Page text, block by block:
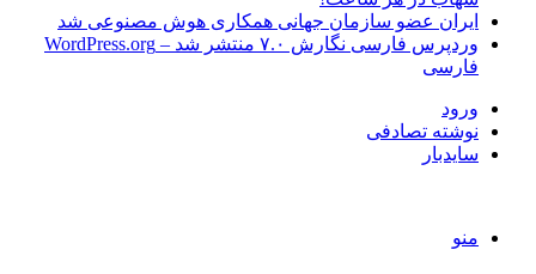
ایران عضو سازمان جهانی همکاری هوش مصنوعی شد
وردپرس فارسی نگارش ۷.۰ منتشر شد – WordPress.org
فارسی
ورود
نوشته تصادفی
سایدبار
منو